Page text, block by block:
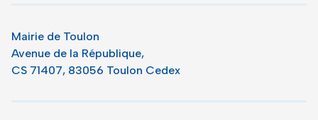
Mairie de Toulon
Avenue de la République,
CS 71407, 83056 Toulon Cedex